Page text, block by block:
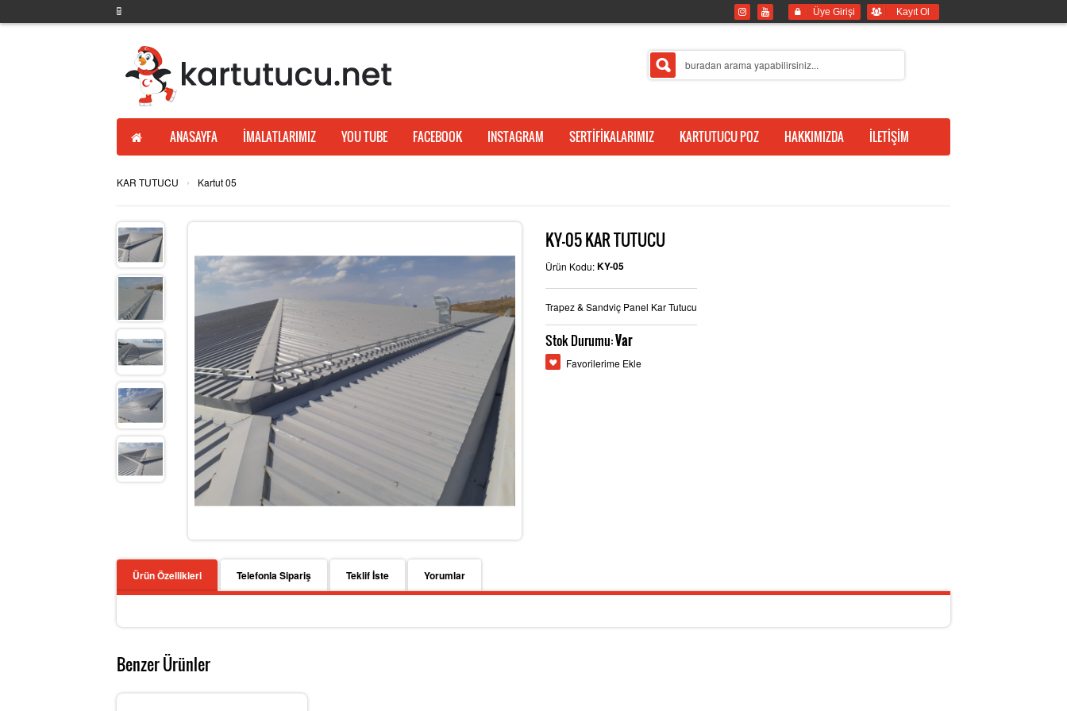
Üye Girişi Kayıt Ol
ANASAYFA İMALATLARIMIZ YOU TUBE FACEBOOK INSTAGRAM SERTİFİKALARIMIZ KARTUTUCU POZ HAKKIMIZDA İLETİŞİM
KAR TUTUCU › Kartut 05
KY-05 KAR TUTUCU
Ürün Kodu:KY-05
Trapez & Sandviç Panel Kar Tutucu
Stok Durumu:Var
Favorilerime Ekle
Ürün Özellikleri Telefonla Sipariş Teklif İste Yorumlar
Benzer Ürünler